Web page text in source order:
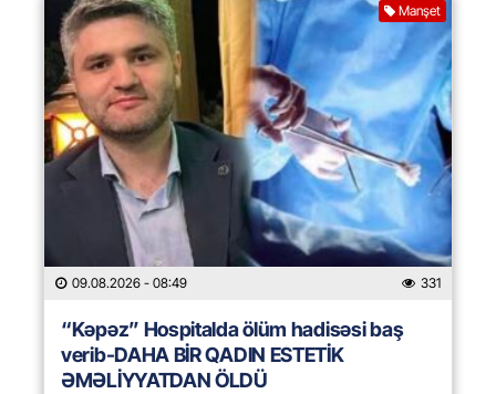
Manşet
09.08.2026 - 08:49 331
“Kəpəz” Hospitalda ölüm hadisəsi baş
verib-DAHA BİR QADIN ESTETİK
ƏMƏLİYYATDAN ÖLDÜ